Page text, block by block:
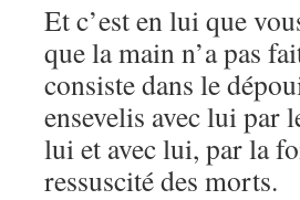
Et c’est en lui que
que la main n’a pas
consiste dans le
ensevelis avec lui par
lui et avec lui, par la
ressuscité des morts.